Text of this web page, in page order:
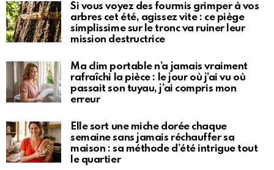
Si vous voyez des fourmis grimper à vos
arbres cet été, agissez vite : ce piège
simplissime sur le tronc va ruiner leur
mission destructrice
Ma clim portable n’a jamais vraiment
rafraîchi la pièce : le jour où j’ai vu où
passait son tuyau, j’ai compris mon
erreur
Elle sort une miche dorée chaque
semaine sans jamais réchauffer sa
maison : sa méthode d’été intrigue tout
le quartier